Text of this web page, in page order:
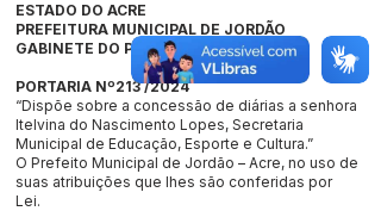
ESTADO DO ACRE
PREFEITURA MUNICIPAL DE JORDÃO
GABINETE DO PREFEITO
PORTARIA Nº213 /2024
“Dispõe sobre a concessão de diárias a senhora
Itelvina do Nascimento Lopes, Secretaria
Municipal de Educação, Esporte e Cultura.”
O Prefeito Municipal de Jordão – Acre, no uso de
suas atribuições que lhes são conferidas por
Lei.